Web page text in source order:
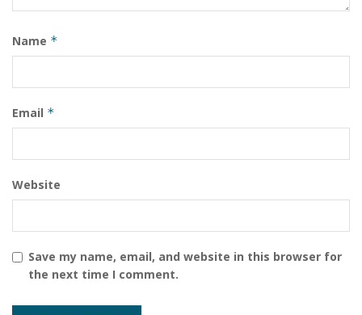
Name *
Email *
Website
Save my name, email, and website in this browser for
the next time I comment.